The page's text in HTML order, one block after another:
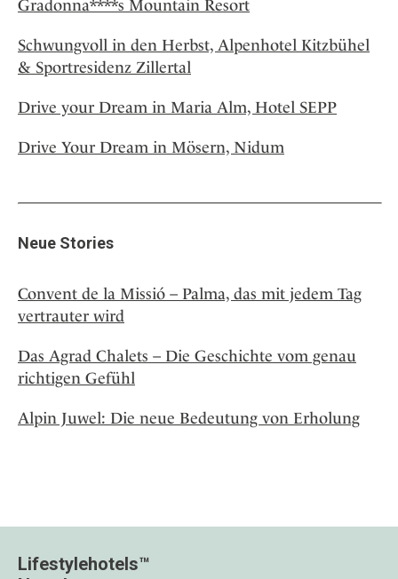
Gradonna****s Mountain Resort
Schwungvoll in den Herbst, Alpenhotel Kitzbühel
& Sportresidenz Zillertal
Drive your Dream in Maria Alm, Hotel SEPP
Drive Your Dream in Mösern, Nidum
Neue Stories
Convent de la Missió – Palma, das mit jedem Tag
vertrauter wird
Das Agrad Chalets – Die Geschichte vom genau
richtigen Gefühl
Alpin Juwel: Die neue Bedeutung von Erholung
Lifestylehotels™